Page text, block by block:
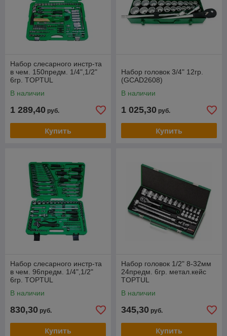
Набор слесарного инстр-та
в чем. 150предм. 1/4",1/2"
6гр. TOPTUL
В наличии
1 289,40 руб.
Купить
Набор головок 3/4" 12гр.
(GCAD2608)
В наличии
1 025,30 руб.
Купить
Набор слесарного инстр-та
в чем. 96предм. 1/4",1/2"
6гр. TOPTUL
В наличии
830,30 руб.
Купить
Набор головок 1/2" 8-32мм
24предм. 6гр. метал.кейс
TOPTUL
В наличии
345,30 руб.
Купить